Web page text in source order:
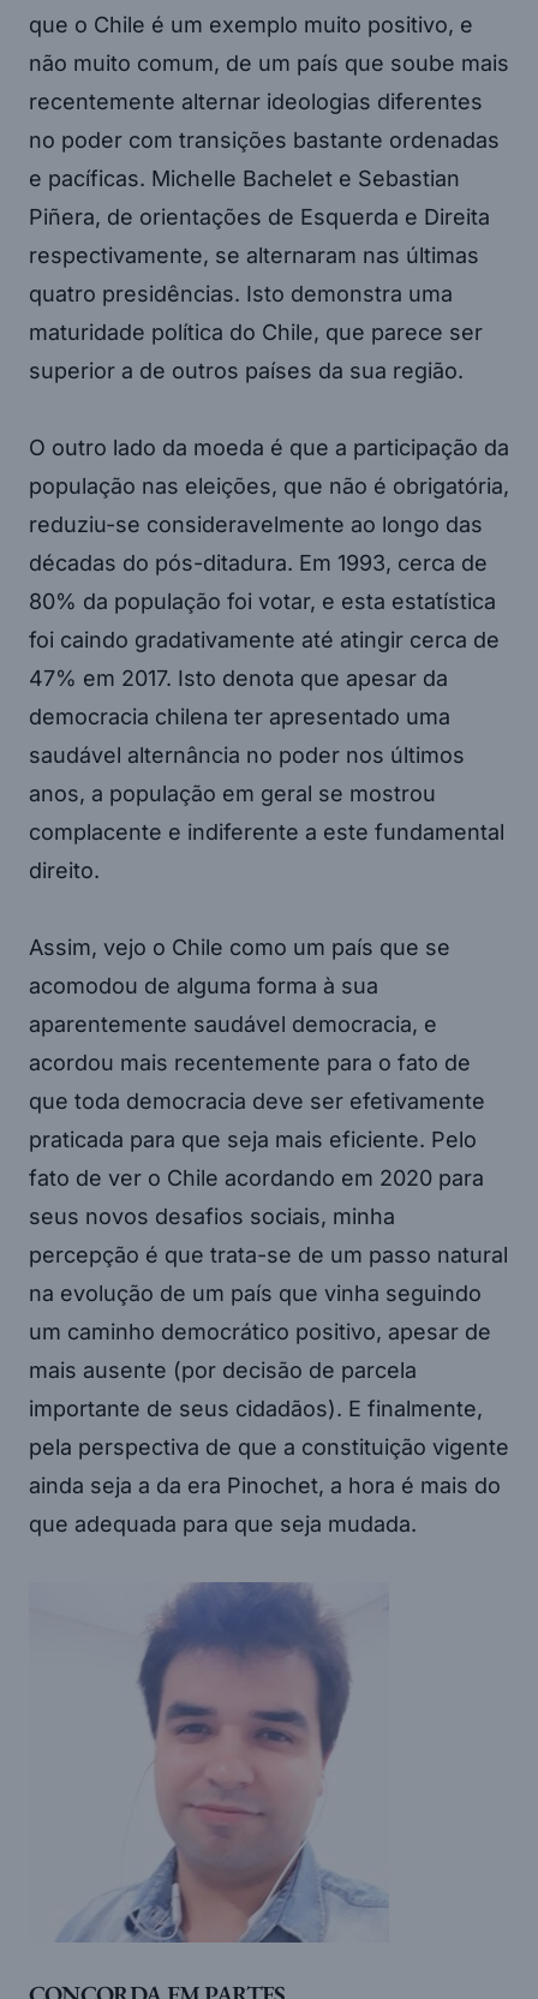
que o Chile é um exemplo muito positivo, e
não muito comum, de um país que soube mais
recentemente alternar ideologias diferentes
no poder com transições bastante ordenadas
e pacíficas. Michelle Bachelet e Sebastian
Piñera, de orientações de Esquerda e Direita
respectivamente, se alternaram nas últimas
quatro presidências. Isto demonstra uma
maturidade política do Chile, que parece ser
superior a de outros países da sua região.
O outro lado da moeda é que a participação da
população nas eleições, que não é obrigatória,
reduziu-se consideravelmente ao longo das
décadas do pós-ditadura. Em 1993, cerca de
80% da população foi votar, e esta estatística
foi caindo gradativamente até atingir cerca de
47% em 2017. Isto denota que apesar da
democracia chilena ter apresentado uma
saudável alternância no poder nos últimos
anos, a população em geral se mostrou
complacente e indiferente a este fundamental
direito.
Assim, vejo o Chile como um país que se
acomodou de alguma forma à sua
aparentemente saudável democracia, e
acordou mais recentemente para o fato de
que toda democracia deve ser efetivamente
praticada para que seja mais eficiente. Pelo
fato de ver o Chile acordando em 2020 para
seus novos desafios sociais, minha
percepção é que trata-se de um passo natural
na evolução de um país que vinha seguindo
um caminho democrático positivo, apesar de
mais ausente (por decisão de parcela
importante de seus cidadãos). E finalmente,
pela perspectiva de que a constituição vigente
ainda seja a da era Pinochet, a hora é mais do
que adequada para que seja mudada.